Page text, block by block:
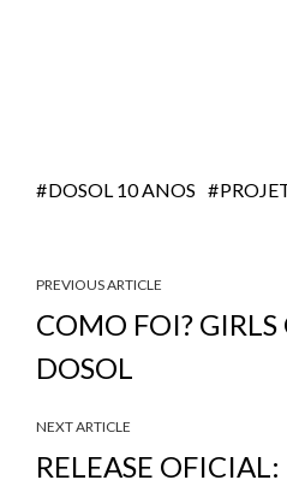
DOSOL 10 ANOS
PREVIOUS ARTICLE
COMO FOI?
DOSOL
NEXT ARTICLE
RELEASE OFICIAL: